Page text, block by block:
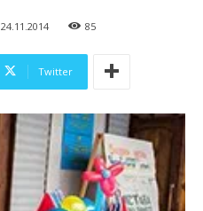
24.11.2014 85
Twitter